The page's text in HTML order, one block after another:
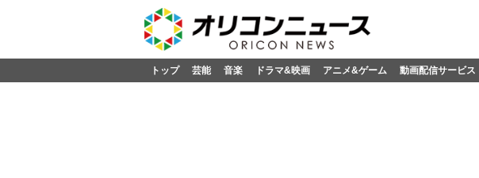
トップ 芸能 音楽 ドラマ&映画 アニメ&ゲーム 動画配信サービス